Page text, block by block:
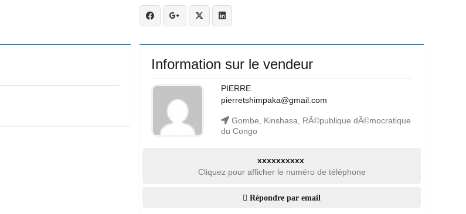
Information sur le vendeur
PIERRE
pierretshimpaka@gmail.com
Gombe, Kinshasa, RÃ©publique dÃ©mocratique
du Congo
xxxxxxxxxx
Cliquez pour afficher le numéro de téléphone
Répondre par email